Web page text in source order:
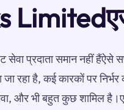
सेवा प्रदाता समान नहीं
रहा है, कई कारकों पर
और भी बहुत कुछ शामिल